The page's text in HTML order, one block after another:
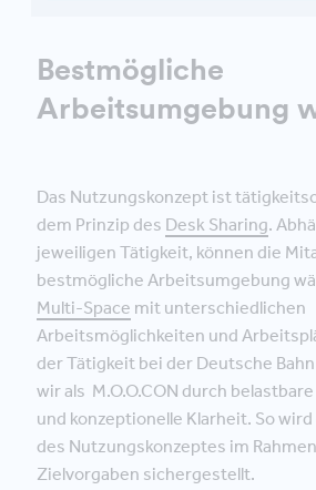
Bestmögliche
Arbeitsumgebung
Das Nutzungskonzept ist
dem Prinzip des Desk Sharing.
jeweiligen Tätigkeit, können die
bestmögliche Arbeitsumgebung
Multi-Space mit unterschiedlichen
Arbeitsmöglichkeiten und
der Tätigkeit bei der Deutsche
wir als M.O.O.CON durch
und konzeptionelle Klarheit. So
des Nutzungskonzeptes im
Zielvorgaben sichergestellt.